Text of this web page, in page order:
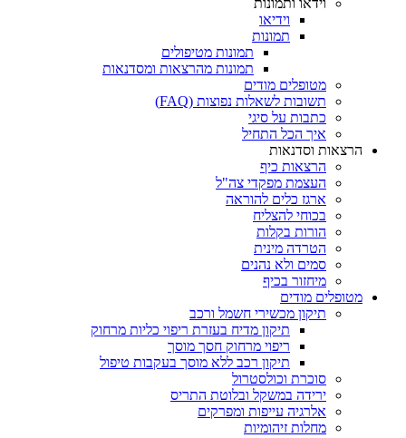
וידאו ותמונות
וידיאו
תמונות
תמונות מטיפולים
תמונות מהרצאות ומסדנאות
מטופלים מודים
תשובות לשאלות נפוצות (FAQ)
כתבות על סיגי
איך הכל התחיל
הרצאות וסדנאות
הרצאות כיף
העצמת מפקדי צה"ל
ארגז כלים להוראה
בכוחי להצליח
הורות בקלות
הטרדה מינית
סמים ולא נהנים
מיחזור בכיף
מטופלים מודים
תיקון מכשירי חשמל ורכב
תיקון מדיח בעזרת ריפוי כליות מרחוק
ריפוי מרחוק חסך מוסך
תיקון רכב ללא מוסך בעקבות טיפול
סוכרת וכולסטרול
ירידה במשקל ובלוטת התריס
אלרגיה עייפות ומפרקים
מחלות זיהומיות